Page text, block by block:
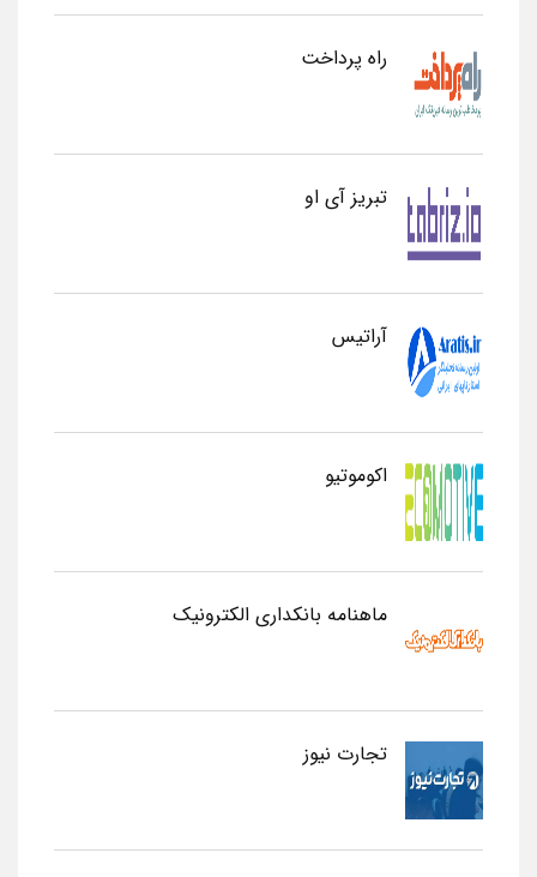
راه پرداخت
تبریز آی او
آراتیس
اکوموتیو
ماهنامه بانکداری الکترونیک
تجارت نیوز